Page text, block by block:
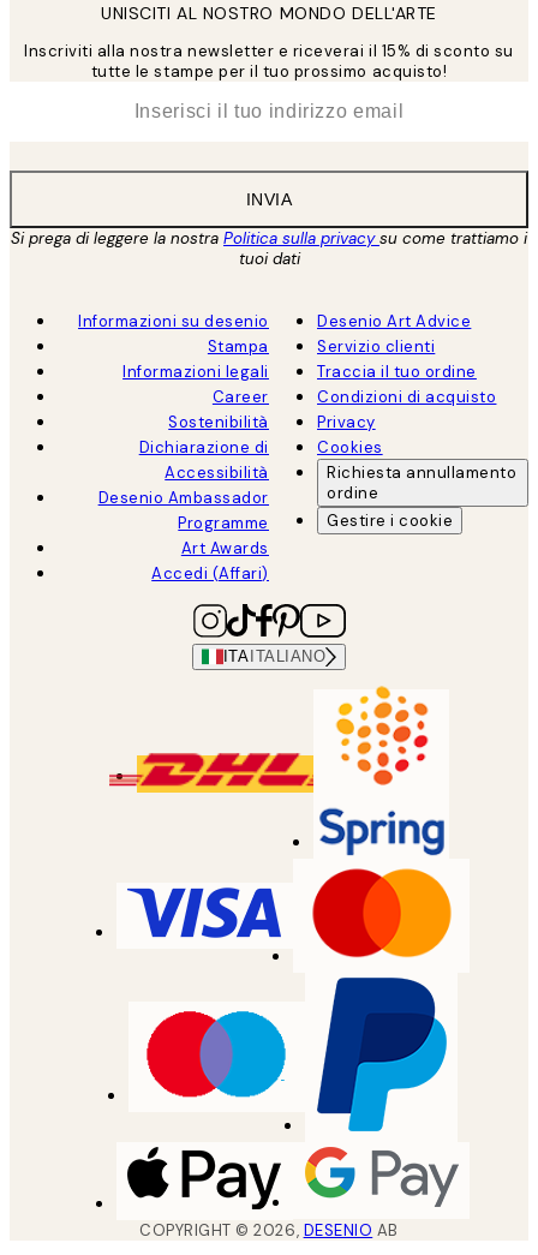
UNISCITI AL NOSTRO MONDO DELL'ARTE
Inscriviti alla nostra newsletter e riceverai il 15% di sconto su
tutte le stampe per il tuo prossimo acquisto!
INVIA
Si prega di leggere la nostra Politica sulla privacysu come trattiamo i
tuoi dati
Informazioni su desenio
Stampa
Informazioni legali
Career
Sostenibilità
Dichiarazione di
Accessibilità
Desenio Ambassador
Programme
Art Awards
Accedi (Affari)
Desenio Art Advice
Servizio clienti
Traccia il tuo ordine
Condizioni di acquisto
Privacy
Cookies
Richiesta annullamento
ordine
Gestire i cookie
ITA ITALIANO
COPYRIGHT ©2026, DESENIO AB